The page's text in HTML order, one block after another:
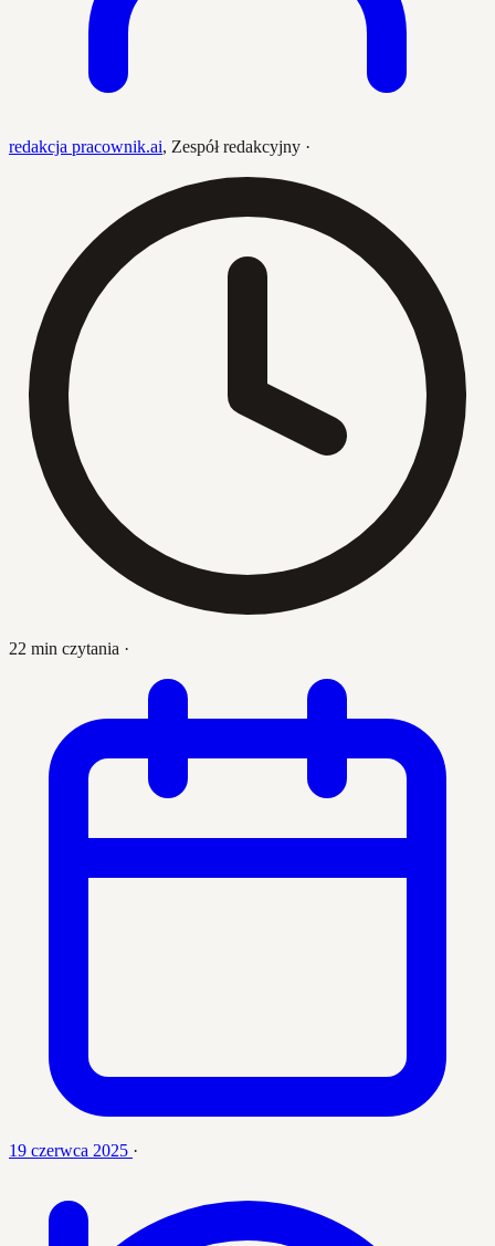
redakcja pracownik.ai, Zespół redakcyjny ·
22 min czytania ·
19 czerwca 2025 ·